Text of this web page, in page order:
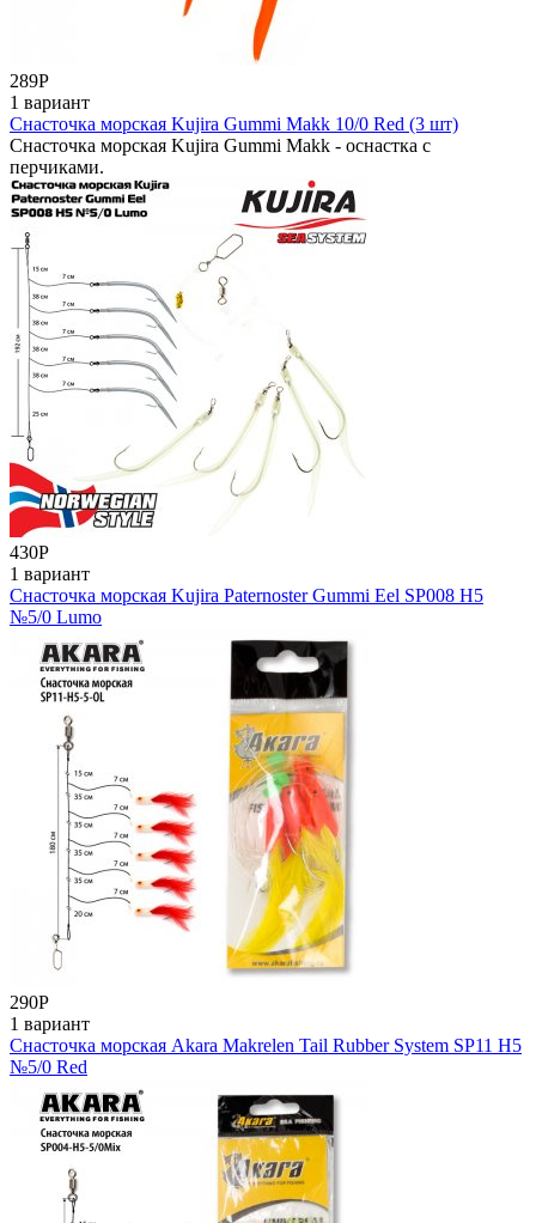
289Р
1 вариант
Снасточка морская Kujira Gummi Makk 10/0 Red (3 шт)
Снасточка морская Kujira Gummi Makk - оснастка с
перчиками.
430Р
1 вариант
Снасточка морская Kujira Paternoster Gummi Eel SP008 H5
№5/0 Lumo
290Р
1 вариант
Снасточка морская Akara Makrelen Tail Rubber System SP11 H5
№5/0 Red